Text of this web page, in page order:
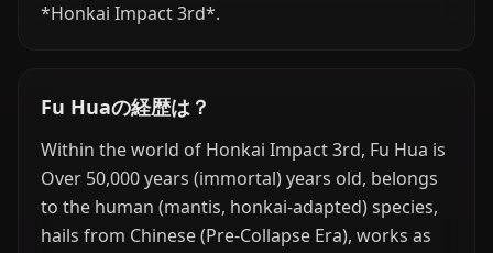
*Honkai Impact 3rd*.
Fu Huaの経歴は？
Within the world of Honkai Impact 3rd, Fu Hua is
Over 50,000 years (immortal) years old, belongs
to the human (mantis, honkai-adapted) species,
hails from Chinese (Pre-Collapse Era), works as